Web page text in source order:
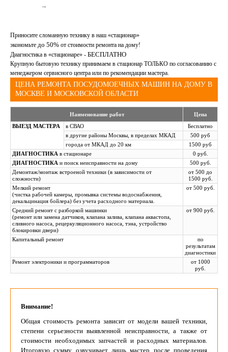
→
Приносите сломанную технику в наш «стационар»
экономьте до 50% от стоимости ремонта на дому!
Диагностика в «стационаре» - БЕСПЛАТНО
Крупную бытовую технику принимаем в стационар ТОЛЬКО по согласованию с
менеджером сервисного центра или по рекомендации мастера.
ЦЕНА РЕМОНТА ПОСУДОМОЕЧНЫХ МАШИН НА ДОМУ В
МОСКВЕ И МОСКОВСКОЙ ОБЛАСТИ
Наименование работ
Цена
ВЫЕЗД МАСТЕРА
в СВАО
Бесплатно
в другие районы Москвы, в пределах МКАД
500 руб
города от МКАД до 20 км
1500 руб
ДИАГНОСТИКА в стационаре
0 руб.
ДИАГНОСТИКА и поиск неисправности на дому
500 руб.
Демонтаж/монтаж встроеной техники (в зависимости от
сложности)
от 500 до
1500 руб.
Мелкий ремонт
(чистка рабочей камеры, промывка системы водоснабжения,
декальцинация бойлера) без учета расходного материала.
от 500 руб.
Средний ремонт с разборкой машинки
(ремонт или замена датчиков, клапана залива, клапана аквастопа,
сливного насоса, рецеркуляционного насоса, тэна, устройство
блокировки двери)
от 900 руб.
Капитальный ремонт
по
результатам
диагностики
Ремонт электроники и программаторов
от 1000
руб.
Внимание!
Общая стоимость ремонта зависит от модели вашей техники,
степени серьезности выявленной неисправности, а также от
стоимости необходимых запчастей и расходных материалов.
Итоговую сумму озвучивает лишь мастер после проведения